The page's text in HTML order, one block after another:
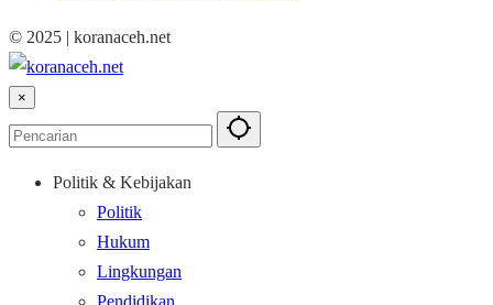
© 2025 | koranaceh.net
×
Politik & Kebijakan
Politik
Hukum
Lingkungan
Pendidikan